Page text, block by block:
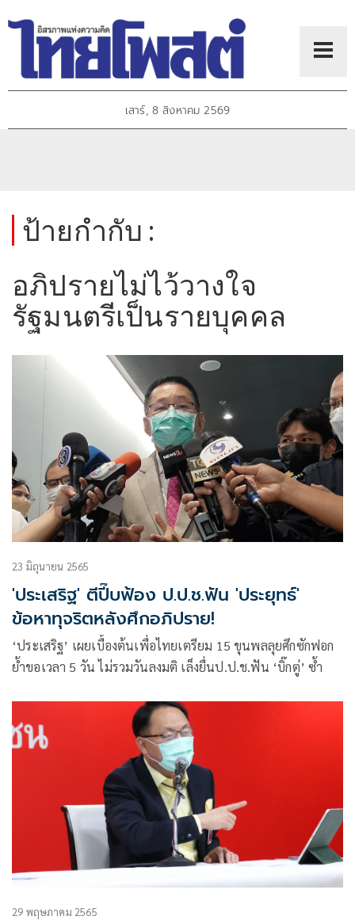
เสาร์, 8 สิงหาคม 2569
ป้ายกำกับ :
อภิปรายไม่ไว้วางใจ
รัฐมนตรีเป็นรายบุคคล
23 มิถุนายน 2565
'ประเสริฐ' ตีปี๊บฟ้อง ป.ป.ช.ฟัน 'ประยุทธ์'
ข้อหาทุจริตหลังศึกอภิปราย!
‘ประเสริฐ’ เผยเบื้องต้นเพื่อไทยเตรียม 15 ขุนพลลุยศึกซักฟอก
ย้ำขอเวลา 5 วัน ไม่รวมวันลงมติ เล็งยื่นป.ป.ช.ฟัน ‘บิ๊กตู่’ ซ้ำ
29 พฤษภาคม 2565